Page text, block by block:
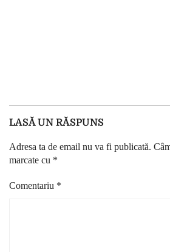
LASĂ UN RĂSPUNS
Adresa ta de email nu va fi publicată.
marcate cu *
Comentariu *